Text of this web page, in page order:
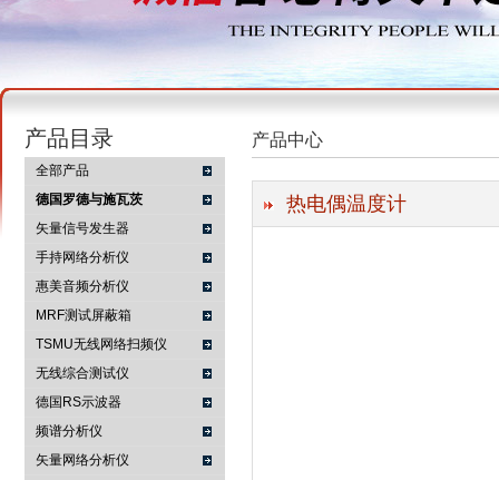
产品目录
全部产品
德国罗德与施瓦茨
矢量信号发生器
手持网络分析仪
惠美音频分析仪
MRF测试屏蔽箱
TSMU无线网络扫频仪
无线综合测试仪
德国RS示波器
频谱分析仪
矢量网络分析仪
产品中心
热电偶温度计